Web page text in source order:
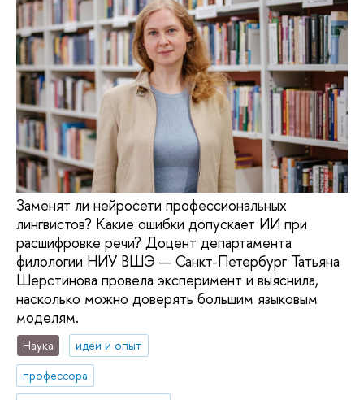
Заменят ли нейросети профессиональных
лингвистов? Какие ошибки допускает ИИ при
расшифровке речи? Доцент департамента
филологии НИУ ВШЭ — Санкт-Петербург Татьяна
Шерстинова провела эксперимент и выяснила,
насколько можно доверять большим языковым
моделям.
Наука
идеи и опыт
профессора